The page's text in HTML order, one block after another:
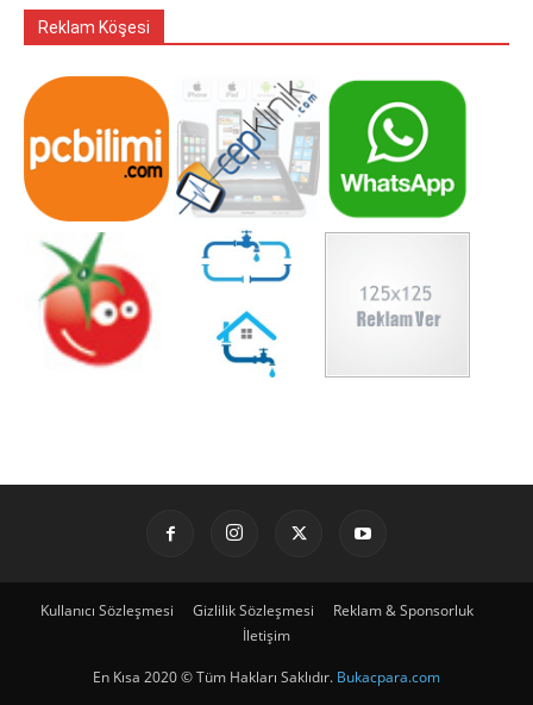
Reklam Köşesi
Kullanıcı Sözleşmesi Gizlilik Sözleşmesi
Reklam & Sponsorluk
İletişim
En Kısa 2020 © Tüm Hakları Saklıdır. Bukacpara.com